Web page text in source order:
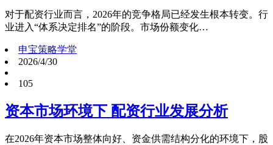
对于配资行业而言，2026年的竞争格局已经发生根本转变。行
业进入“体系决定排名”的阶段。市场份额变化…
申宝策略学堂
2026/4/30
105
资本市场环境下 配资行业发展分析
在2026年资本市场整体向好、资金供需结构分化的环境下，股